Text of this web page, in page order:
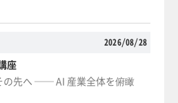
2026/08/28
座
の先へ ── AI 産業全体を俯瞰